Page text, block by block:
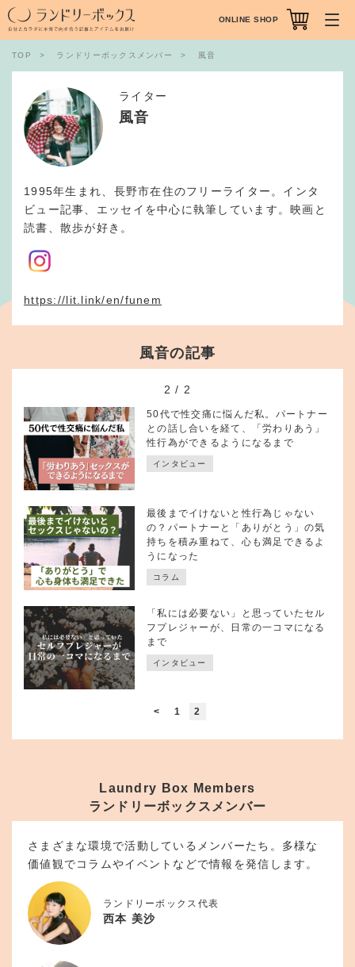
TOP ランドリーボックスメンバー 風音
ライター
風音
1995年生まれ、長野市在住のフリーライター。インタ
ビュー記事、エッセイを中心に執筆しています。映画と
読書、散歩が好き。
https://lit.link/en/funem
風音の記事
2 / 2
50代で性交痛に悩んだ私。パートナー
との話し合いを経て、「労わりあう」
性行為ができるようになるまで
インタビュー
最後までイけないと性行為じゃない
の？パートナーと「ありがとう」の気
持ちを積み重ねて、心も満足できるよ
うになった
コラム
「私には必要ない」と思っていたセル
フプレジャーが、日常の一コマになる
まで
インタビュー
< 1 2
Laundry Box Members
ランドリーボックスメンバー
さまざまな環境で活動しているメンバーたち。多様な
価値観でコラムやイベントなどで情報を発信します。
ランドリーボックス代表
西本 美沙
ONLINE SHOP